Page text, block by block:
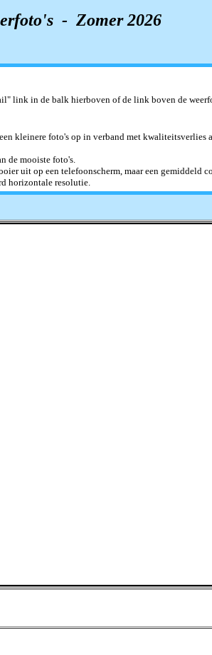
- Zomer 2026
link in de balk hierboven of de link boven de
kleinere foto's op in verband met kwaliteitsverlies
de mooiste foto's.
uit op een telefoonscherm, maar een gemiddeld
horizontale resolutie.